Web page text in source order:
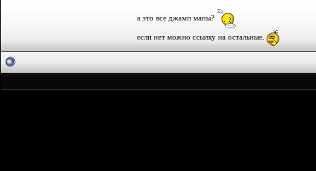
а это все джамп мапы?
если нет можно ссылку на остальные.